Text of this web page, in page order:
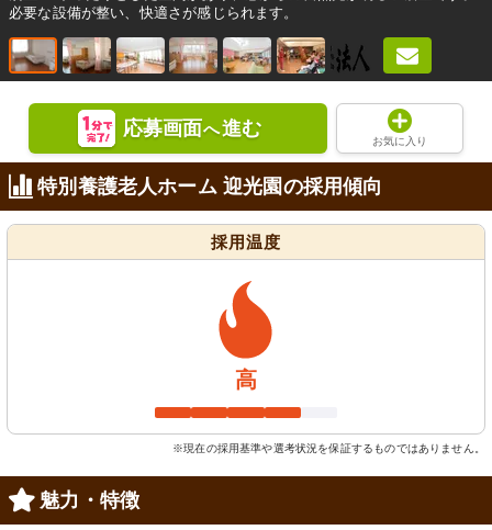
必要な設備が整い、快適さが感じられます。
応募画面へ進む
お気に入り
特別養護老人ホーム 迎光園の採用傾向
採用温度
高
※現在の採用基準や選考状況を保証するものではありません。
魅力・特徴